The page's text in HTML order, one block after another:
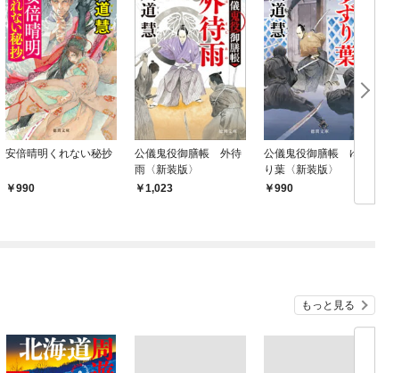
安倍晴明くれない秘抄
990
公儀鬼役御膳帳 外待
雨〈新装版〉
1,023
公儀鬼役御膳帳 ゆず
り葉〈新装版〉
990
もっと見る